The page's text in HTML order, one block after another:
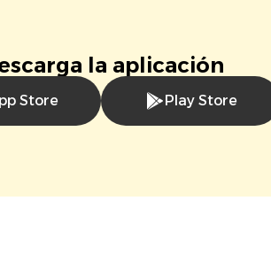
la aplicación
Store Play Store